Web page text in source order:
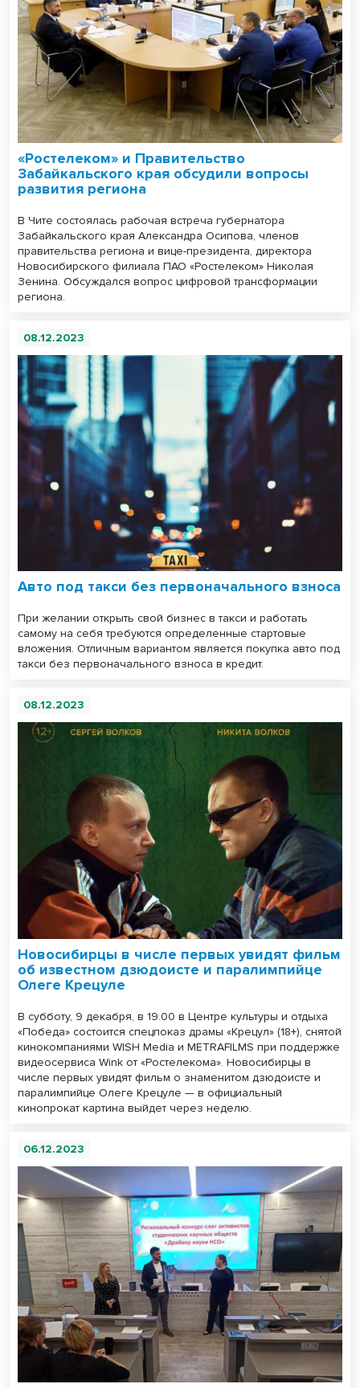
«Ростелеком» и Правительство
Забайкальского края обсудили вопросы
развития региона
В Чите состоялась рабочая встреча губернатора
Забайкальского края Александра Осипова, членов
правительства региона и вице-президента, директора
Новосибирского филиала ПАО «Ростелеком» Николая
Зенина. Обсуждался вопрос цифровой трансформации
региона.
08.12.2023
Авто под такси без первоначального взноса
При желании открыть свой бизнес в такси и работать
самому на себя требуются определенные стартовые
вложения. Отличным вариантом является покупка авто под
такси без первоначального взноса в кредит.
08.12.2023
Новосибирцы в числе первых увидят фильм
об известном дзюдоисте и паралимпийце
Олеге Крецуле
В субботу, 9 декабря, в 19.00 в Центре культуры и отдыха
«Победа» состоится спецпоказ драмы «Крецул» (18+), снятой
кинокомпаниями WISH Media и METRAFILMS при поддержке
видеосервиса Wink от «Ростелекома». Новосибирцы в
числе первых увидят фильм о знаменитом дзюдоисте и
паралимпийце Олеге Крецуле — в официальный
кинопрокат картина выйдет через неделю.
06.12.2023